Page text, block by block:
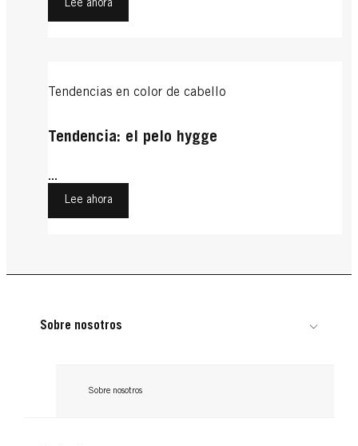
Lee ahora
Tendencias en color de cabello
Tendencia: el pelo hygge
...
Lee ahora
Sobre nosotros
Sobre nosotros